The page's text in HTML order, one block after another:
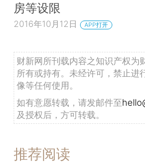
房等设限
2016年10月12日 APP打开
财新网所刊载内容之知识产权为
所有或持有。未经许可，禁止进
像等任何使用。
如有意愿转载，请发邮件至
及授权后，方可转载。
推荐阅读